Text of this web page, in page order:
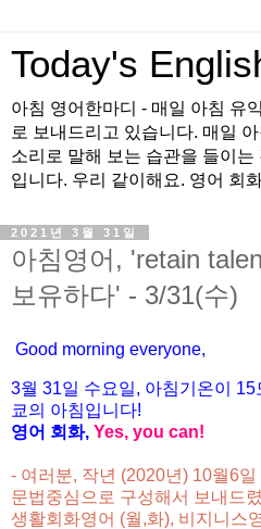
Today's
아침 영어한마디 - 매일 아침 유
로 보내드리고 있습니다. 매일
소리로 말해 보는 습관을 들이
입니다. 우리 같이해요. 영어 회
2021년 3월 31일
아침영어, 'retain
보유하다' - 3/31(수)
Good morning everyone,
3월 31일 수요일, 아침기온이 15
쿄의 아침입니다!
영어 회화, Yes, you can!
- 여러분, 작년 (2020년) 10월6
문법중심으로 구성해서 보내드
생활회화영어 (월,화), 비지니스